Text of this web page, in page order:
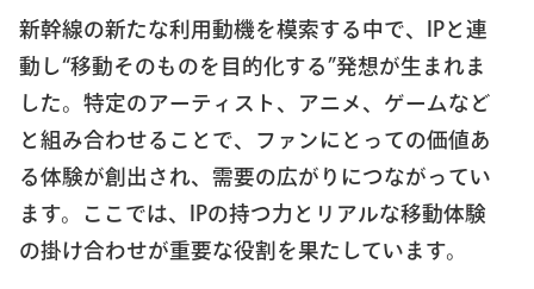
新幹線の新たな利用動機を模索する中で、IPと連
動し“移動そのものを目的化する”発想が生まれま
した。特定のアーティスト、アニメ、ゲームなど
と組み合わせることで、ファンにとっての価値あ
る体験が創出され、需要の広がりにつながってい
ます。ここでは、IPの持つ力とリアルな移動体験
の掛け合わせが重要な役割を果たしています。